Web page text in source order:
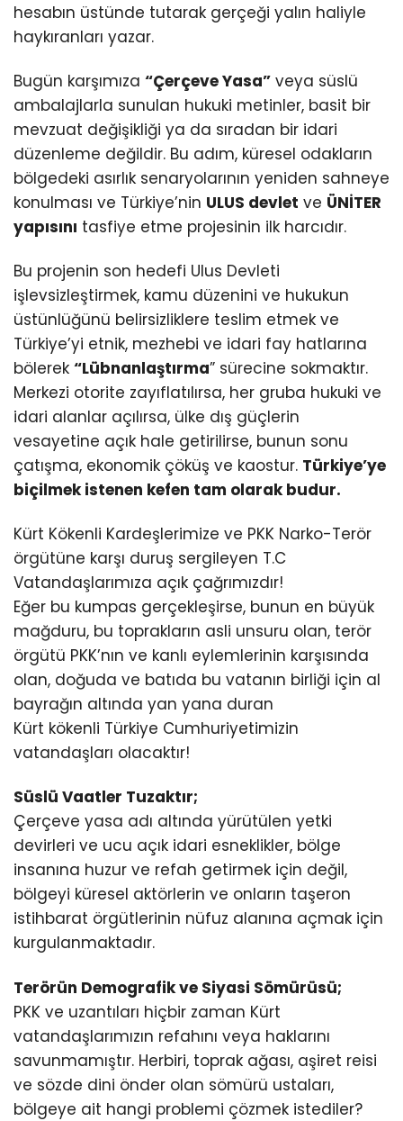
hesabın üstünde tutarak gerçeği yalın haliyle
haykıranları yazar.
Bugün karşımıza “Çerçeve Yasa” veya süslü
ambalajlarla sunulan hukuki metinler, basit bir
mevzuat değişikliği ya da sıradan bir idari
düzenleme değildir. Bu adım, küresel odakların
bölgedeki asırlık senaryolarının yeniden sahneye
konulması ve Türkiye’nin ULUS devlet ve ÜNİTER
yapısını tasfiye etme projesinin ilk harcıdır.
Bu projenin son hedefi Ulus Devleti
işlevsizleştirmek, kamu düzenini ve hukukun
üstünlüğünü belirsizliklere teslim etmek ve
Türkiye’yi etnik, mezhebi ve idari fay hatlarına
bölerek “Lübnanlaştırma” sürecine sokmaktır.
Merkezi otorite zayıflatılırsa, her gruba hukuki ve
idari alanlar açılırsa, ülke dış güçlerin
vesayetine açık hale getirilirse, bunun sonu
çatışma, ekonomik çöküş ve kaostur. Türkiye’ye
biçilmek istenen kefen tam olarak budur.
Kürt Kökenli Kardeşlerimize ve PKK Narko-Terör
örgütüne karşı duruş sergileyen T.C
Vatandaşlarımıza açık çağrımızdır!
Eğer bu kumpas gerçekleşirse, bunun en büyük
mağduru, bu toprakların asli unsuru olan, terör
örgütü PKK’nın ve kanlı eylemlerinin karşısında
olan, doğuda ve batıda bu vatanın birliği için al
bayrağın altında yan yana duran
Kürt kökenli Türkiye Cumhuriyetimizin
vatandaşları olacaktır!
Süslü Vaatler Tuzaktır;
Çerçeve yasa adı altında yürütülen yetki
devirleri ve ucu açık idari esneklikler, bölge
insanına huzur ve refah getirmek için değil,
bölgeyi küresel aktörlerin ve onların taşeron
istihbarat örgütlerinin nüfuz alanına açmak için
kurgulanmaktadır.
Terörün Demografik ve Siyasi Sömürüsü;
PKK ve uzantıları hiçbir zaman Kürt
vatandaşlarımızın refahını veya haklarını
savunmamıştır. Herbiri, toprak ağası, aşiret reisi
ve sözde dini önder olan sömürü ustaları,
bölgeye ait hangi problemi çözmek istediler?